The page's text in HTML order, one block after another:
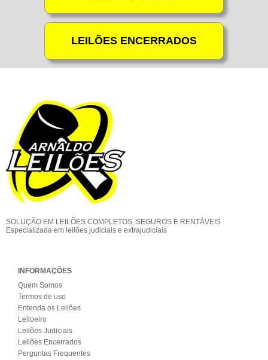
SOLUÇÃO EM LEILÕES COMPLETOS, SEGUROS E RENTÁVEIS
Especializada em leilões judiciais e extrajudiciais
INFORMAÇÕES
Quem Somos
Termos de uso
Entenda os Leilões
Leiloeiro
Leilões Judiciais
Leilões Encerrados
Perguntas Frequentes